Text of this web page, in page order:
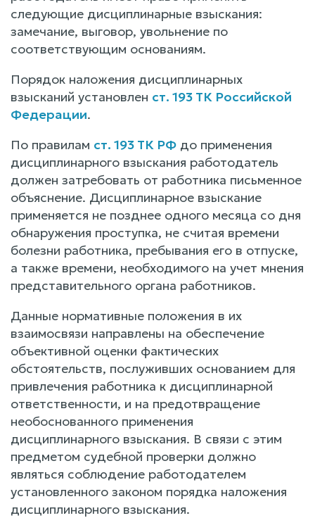
следующие дисциплинарные взыскания:
замечание, выговор, увольнение по
соответствующим основаниям.
Порядок наложения дисциплинарных
взысканий установлен ст. 193 ТК Российской
Федерации.
По правилам ст. 193 ТК РФ до применения
дисциплинарного взыскания работодатель
должен затребовать от работника письменное
объяснение. Дисциплинарное взыскание
применяется не позднее одного месяца со дня
обнаружения проступка, не считая времени
болезни работника, пребывания его в отпуске,
а также времени, необходимого на учет мнения
представительного органа работников.
Данные нормативные положения в их
взаимосвязи направлены на обеспечение
объективной оценки фактических
обстоятельств, послуживших основанием для
привлечения работника к дисциплинарной
ответственности, и на предотвращение
необоснованного применения
дисциплинарного взыскания. В связи с этим
предметом судебной проверки должно
являться соблюдение работодателем
установленного законом порядка наложения
дисциплинарного взыскания.